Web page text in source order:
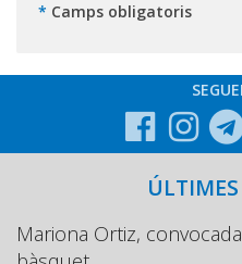
* Camps obligatoris
Mariona Ortiz,